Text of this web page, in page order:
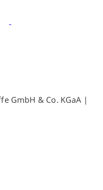
GmbH & Co. KGaA |